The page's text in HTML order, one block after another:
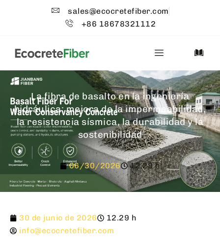
sales@ecocretefiber.com
+86 18678321112
La fibra de basalto en la ingeniería
hidráulica: mejora de la impermeabilidad,
la resistencia sísmica, la durabilidad y la
sostenibilidad
06/30/2026 12.29 h
30 de junio de 2026
12.29 h
info@ecocretefiber.com